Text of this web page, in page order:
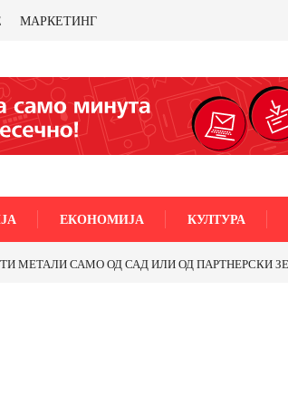
МАРКЕТИНГ
ЕКОНОМИЈА КУЛТУРА
ти Ноември“ во Струмица